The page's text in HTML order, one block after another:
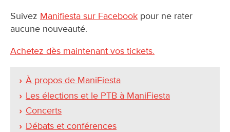
Suivez Manifiesta sur Facebook pour ne rater
aucune nouveauté.
Achetez dès maintenant vos tickets.
À propos de ManiFiesta
Les élections et le PTB à ManiFiesta
Concerts
Débats et conférences